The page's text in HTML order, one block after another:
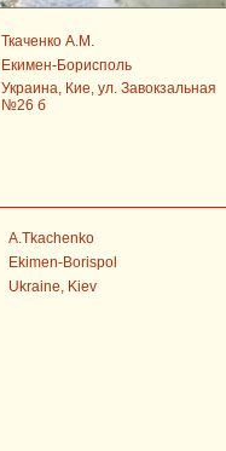
Ткаченко А.М.
Екимен-Борисполь
Украина, Кие, ул. Завокзальная
№26 б
A.Tkachenko
Ekimen-Borispol
Ukraine, Kiev